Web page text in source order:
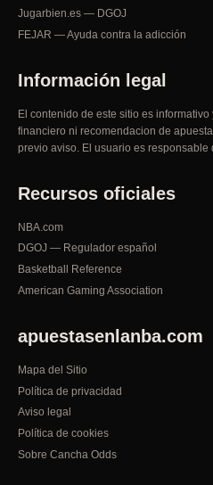
Jugarbien.es — DGOJ
FEJAR — Ayuda contra la adicción
Información legal
El contenido de este sitio es
financiero ni recomendacion de
previo aviso. El usuario es responsable
Recursos oficiales
NBA.com
DGOJ — Regulador español
Basketball Reference
American Gaming Association
apuestasenlanba.com
Mapa del Sitio
Política de privacidad
Aviso legal
Política de cookies
Sobre Cancha Odds